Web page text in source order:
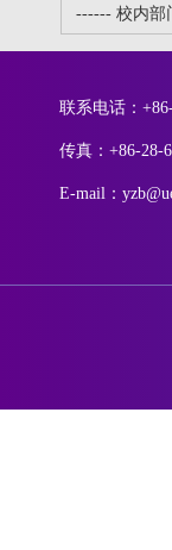
联系电话：
传真：+86-28-
E-mail：